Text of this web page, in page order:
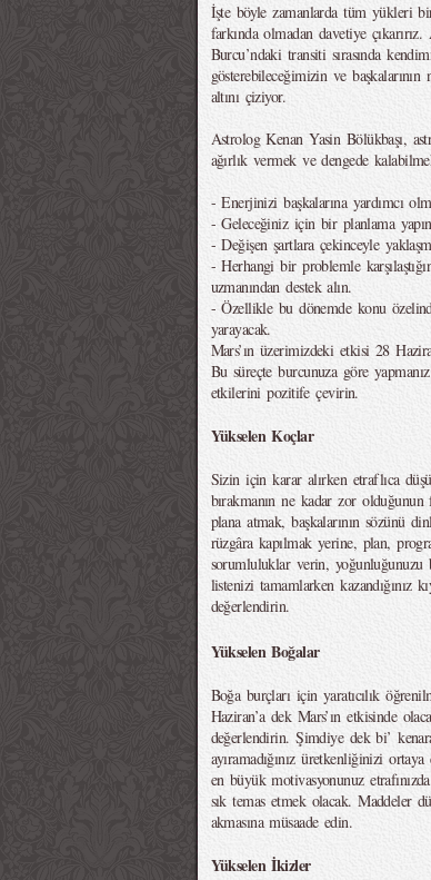
İşte böyle zamanlarda tüm yükleri
farkında olmadan davetiye
Burcu’ndaki transiti sırasında
gösterebileceğimizin ve
altını çiziyor.
Astrolog Kenan Yasin Bölükbaşı,
ağırlık vermek ve dengede
- Enerjinizi başkalarına yardımcı
- Geleceğiniz için bir planlama
- Değişen şartlara çekinceyle
- Herhangi bir problemle
uzmanından destek alın.
- Özellikle bu dönemde konu
yarayacak.
Mars’ın üzerimizdeki etkisi 28
Bu süreçte burcunuza göre
etkilerini pozitife çevirin.
Yükselen Koçlar
Sizin için karar alırken etraflıca
bırakmanın ne kadar zor
plana atmak, başkalarının sözünü
rüzgâra kapılmak yerine, plan,
sorumluluklar verin,
listenizi tamamlarken kazandığınız
değerlendirin.
Yükselen Boğalar
Boğa burçları için yaratıcılık
Haziran’a dek Mars’ın etkisinde
değerlendirin. Şimdiye dek bi’
ayıramadığınız üretkenliğinizi
en büyük motivasyonunuz
sık temas etmek olacak. Maddeler
akmasına müsaade edin.
Yükselen İkizler